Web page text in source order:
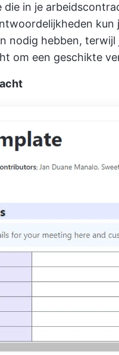
die in je
kun
nodig hebben,
om een geschikte